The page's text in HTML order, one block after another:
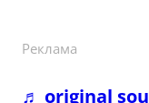
Реклама
♬ original